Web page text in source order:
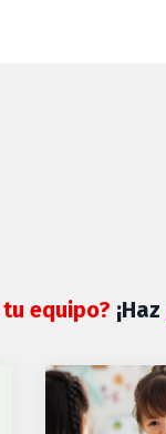
equipo? ¡Haz